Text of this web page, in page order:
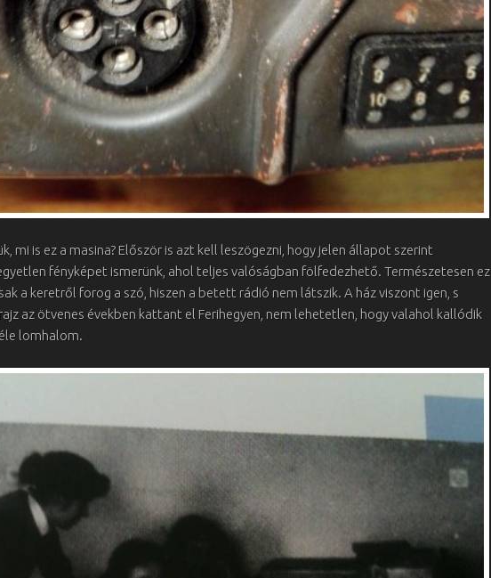
mi is ez a masina? Először is azt kell leszögezni, hogy jelen állapot szerint
fényképet ismerünk, ahol teljes valóságban fölfedezhető. Természetesen ez
a keretről forog a szó, hiszen a betett rádió nem látszik. A ház viszont igen, s
az ötvenes években kattant el Ferihegyen, nem lehetetlen, hogy valahol kallódik
lomhalom.